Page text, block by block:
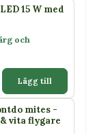
15 W med
och
Lägg till
mites -
vita flygare